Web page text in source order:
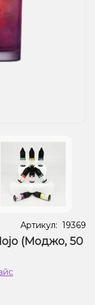
Артикул: 19369
(Моджо, 50